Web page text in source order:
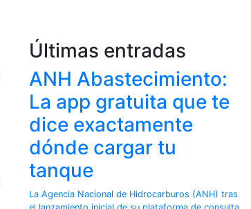
Últimas entradas
ANH Abastecimiento:
La app gratuita que te
dice exactamente
dónde cargar tu
tanque
La Agencia Nacional de Hidrocarburos (ANH) tras